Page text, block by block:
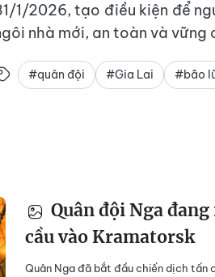
1/2026, tạo điều kiện để
nhà mới, an toàn và vững
#quân đội #Gia Lai #bão
Quân đội Nga
cầu vào Kramatorsk
Quân Nga đã bắt đầu chiến dịch tấn